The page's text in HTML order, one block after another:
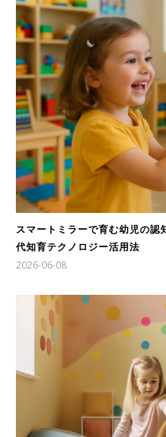
スマートミラーで育む幼児の
代知育テクノロジー活用法
2026-06-08